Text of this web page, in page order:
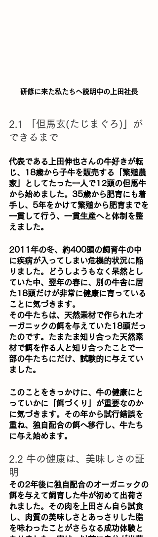
研修に来た私たちへ説明中の上田社長
2.1 「但馬玄(たじまぐろ)」が
できるまで
代表である上田伸也さんの牛好きが転
じ、18歳から子牛を販売する「繁殖農
家」としてたった一人で12頭の但馬牛
から始めました。35歳から肥育にも着
手し、5年をかけて繁殖から肥育までを
一貫して行う、一貫生産へと体制を整
えました。
2011年の冬、約400頭の飼育牛の中
に疾病が入ってしまい危機的状況に陥
りました。どうしようもなく呆然とし
ていた中、翌年の春に、別の牛舎に居
た18頭だけが非常に健康に育っている
ことに気づきます。
その牛たちは、天然素材で作られたオ
ーガニックの餌を与えていた18頭だっ
たのです。たまたま知り合った天然素
材で餌を作る人と知り合ったことで一
部の牛たちにだけ、試験的に与えてい
ました。
このことをきっかけに、牛の健康にと
っていかに「餌づくり」が重要なのか
に気づきます。その年から試行錯誤を
重ね、独自配合の餌へ移行し、牛たち
に与え始めます。
2.2 牛の健康は、美味しさの証
明
その2年後に独自配合のオーガニックの
餌を与えて飼育した牛が初めて出荷さ
れました。その肉を上田さん自ら試食
し、肉質の美味しさとあっさりした脂
を味わったことがさらなる成功体験と